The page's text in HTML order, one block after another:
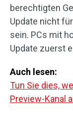
berechtigten
Update nicht
sein. PCs mit
Update zuerst
Auch lesen:
Tun Sie dies,
Preview-Kanal